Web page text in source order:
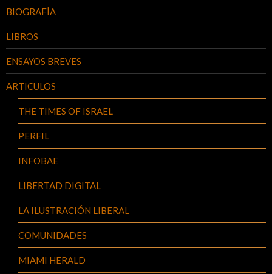
BIOGRAFÍA
LIBROS
ENSAYOS BREVES
ARTICULOS
THE TIMES OF ISRAEL
PERFIL
INFOBAE
LIBERTAD DIGITAL
LA ILUSTRACIÓN LIBERAL
COMUNIDADES
MIAMI HERALD